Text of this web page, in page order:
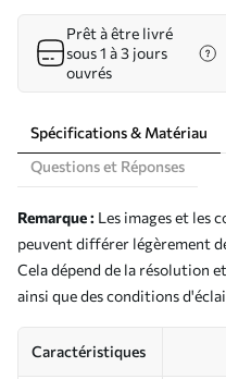
Prêt à être livré
sous 1 à 3 jours
ouvrés
Spécifications & Matériau
Questions et Réponses
Remarque : Les images et les
peuvent différer légèrement
Cela dépend de la résolution
ainsi que des conditions
Caractéristiques